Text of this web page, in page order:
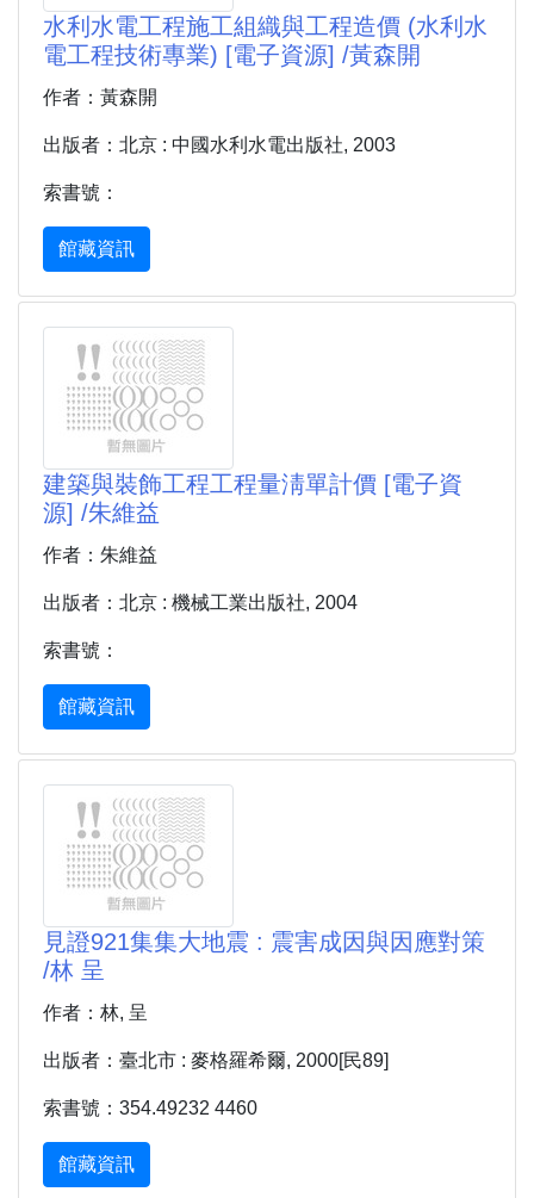
水利水電工程施工組織與工程造價 (水利水
電工程技術專業) [電子資源] /黃森開
作者：黃森開
出版者：北京 : 中國水利水電出版社, 2003
索書號：
館藏資訊
建築與裝飾工程工程量淸單計價 [電子資
源] /朱維益
作者：朱維益
出版者：北京 : 機械工業出版社, 2004
索書號：
館藏資訊
見證921集集大地震 : 震害成因與因應對策
/林 呈
作者：林, 呈
出版者：臺北市 : 麥格羅希爾, 2000[民89]
索書號：354.49232 4460
館藏資訊